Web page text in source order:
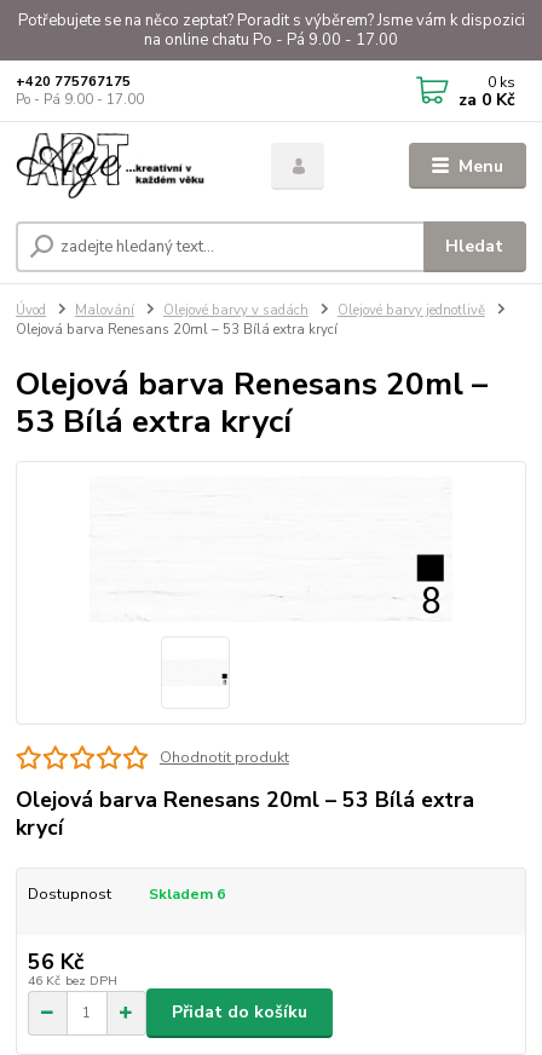
Potřebujete se na něco zeptat? Poradit s výběrem? Jsme vám k dispozici
na online chatu Po - Pá 9.00 - 17.00
Menu
Hledat
+420 775767175
Po - Pá 9.00 - 17.00
0 ks
za 0 Kč
Úvod Malování Olejové barvy v sadách
Olejové barvy jednotlivě
Olejová barva Renesans 20ml – 53 Bílá extra krycí
Olejová barva Renesans 20ml –
53 Bílá extra krycí
Ohodnotit produkt
Olejová barva Renesans 20ml – 53 Bílá extra
krycí
Dostupnost Skladem 6
56 Kč
46 Kč bez DPH
Přidat do košíku